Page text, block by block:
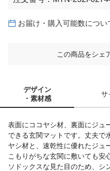
お届け・購入可能数につい
この商品をシェ
デザイン
・素材感
サ
表面にココヤシ材、裏面にジュ
できる玄関マットです。丈夫で
ヤシ材と、速乾性に優れたジュ
こもりがちな玄関に敷いても安
ソドックスな見た目のため、シ